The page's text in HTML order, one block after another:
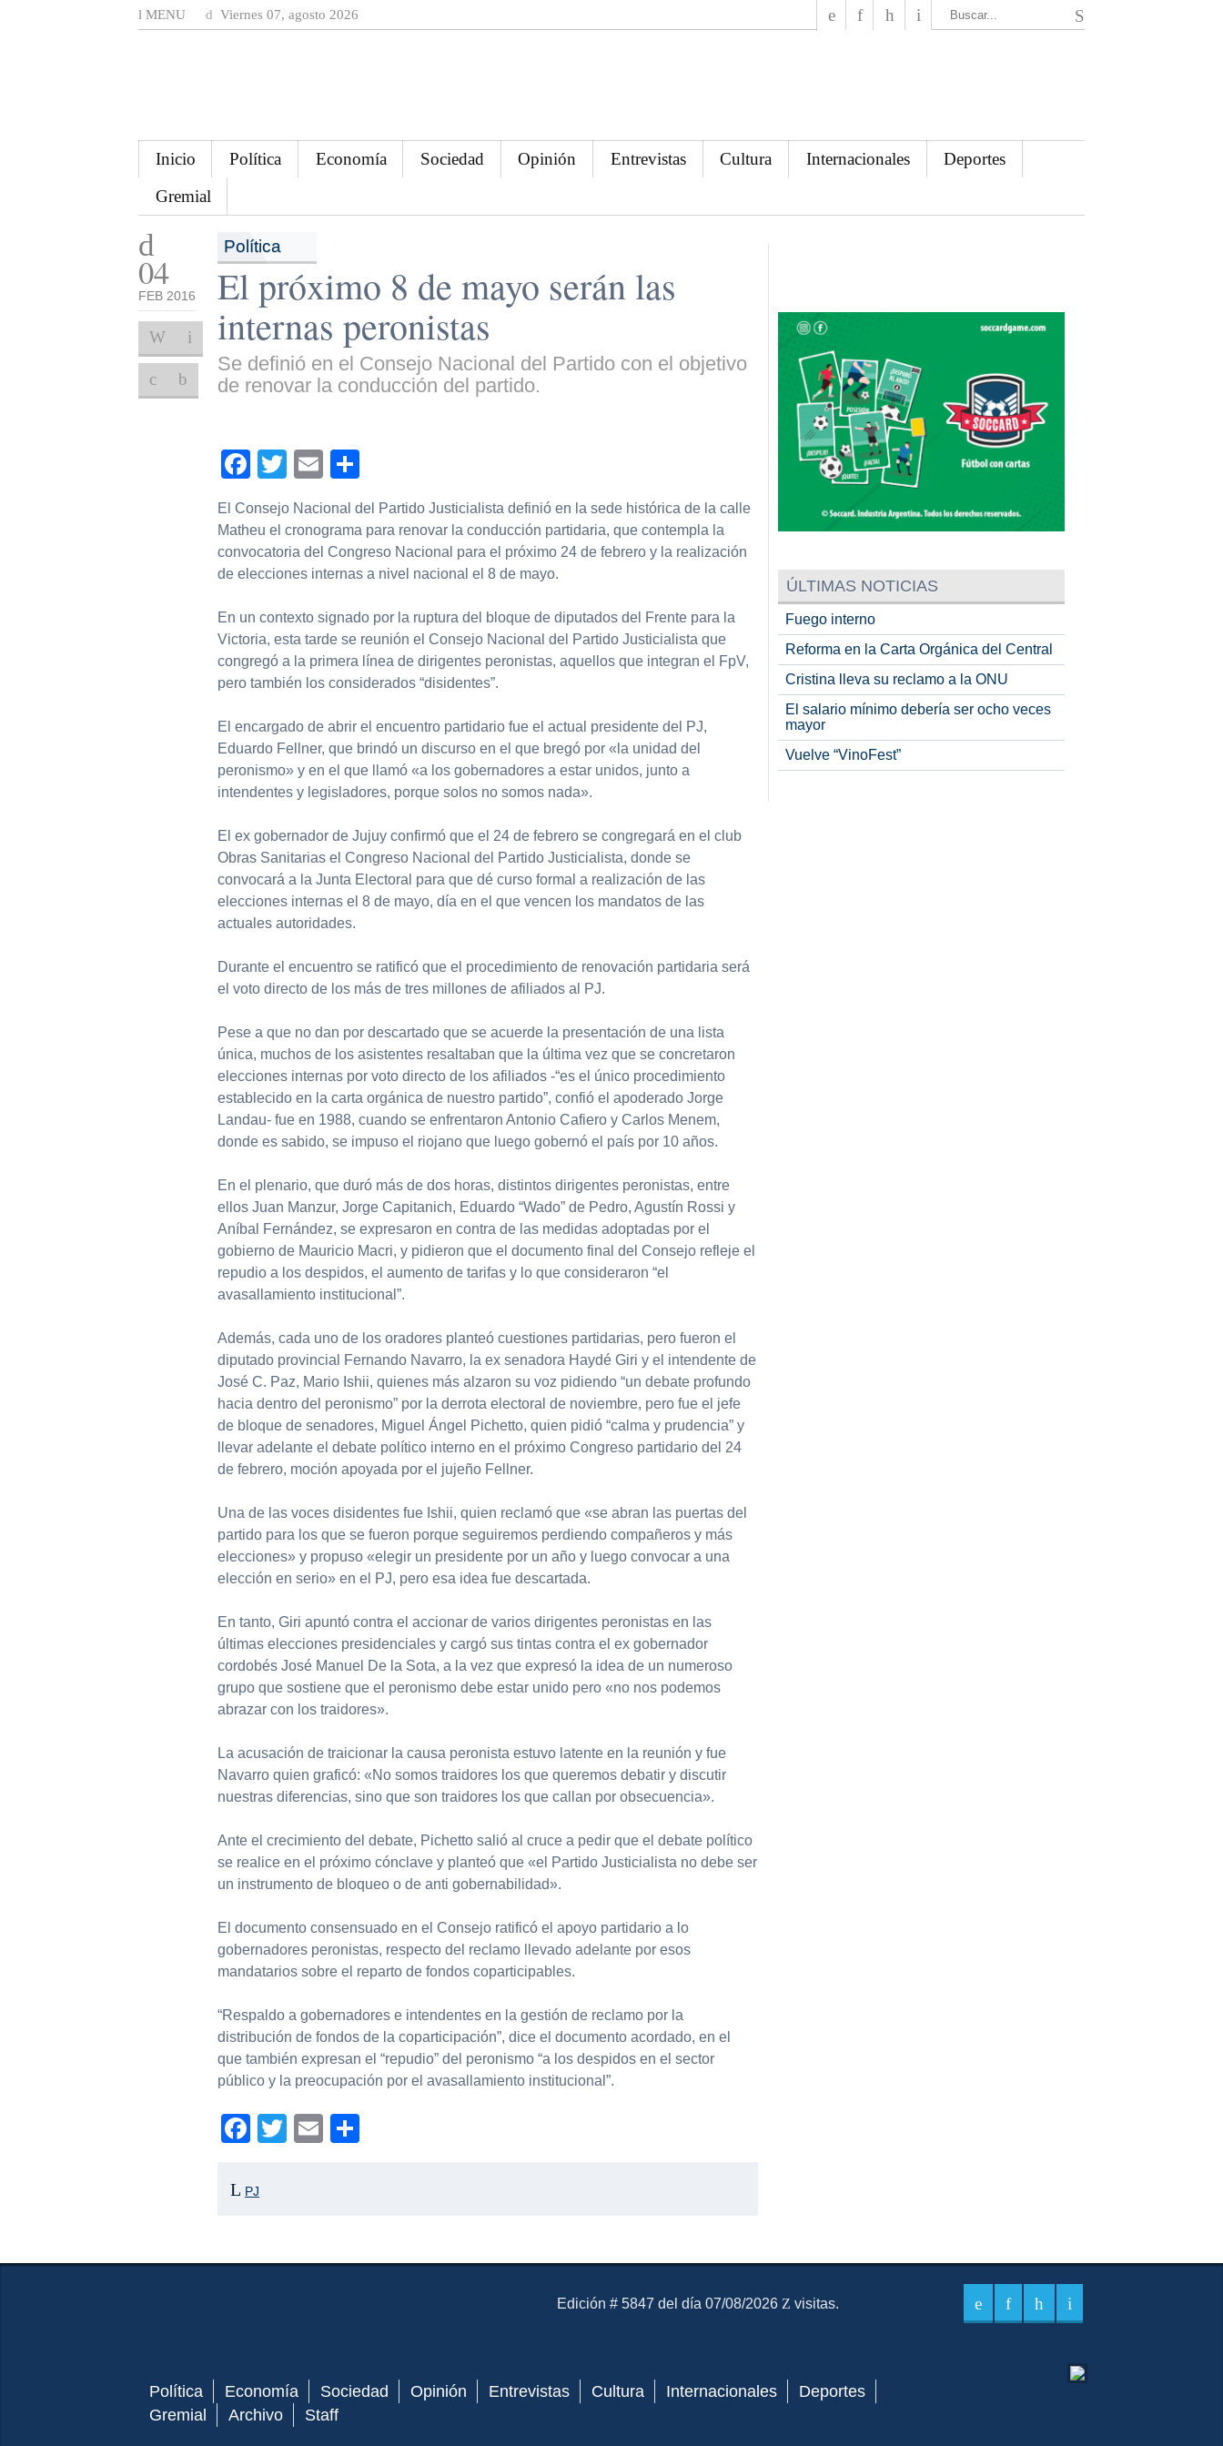
MENU Viernes 07, agosto 2026
Inicio Política Economía Sociedad Opinión Entrevistas Cultura Internacionales
Deportes
Gremial
04
FEB 2016
Política
El próximo 8 de mayo serán las
internas peronistas
Se definió en el Consejo Nacional del Partido con el objetivo
de renovar la conducción del partido.
Facebook
TwitterEmail
El Consejo Nacional del Partido Justicialista definió en la sede histórica de la calle
Matheu el cronograma para renovar la conducción partidaria, que contempla la
convocatoria del Congreso Nacional para el próximo 24 de febrero y la realización
de elecciones internas a nivel nacional el 8 de mayo.
En un contexto signado por la ruptura del bloque de diputados del Frente para la
Victoria, esta tarde se reunión el Consejo Nacional del Partido Justicialista que
congregó a la primera línea de dirigentes peronistas, aquellos que integran el FpV,
pero también los considerados “disidentes”.
El encargado de abrir el encuentro partidario fue el actual presidente del PJ,
Eduardo Fellner, que brindó un discurso en el que bregó por «la unidad del
peronismo» y en el que llamó «a los gobernadores a estar unidos, junto a
intendentes y legisladores, porque solos no somos nada».
El ex gobernador de Jujuy confirmó que el 24 de febrero se congregará en el club
Obras Sanitarias el Congreso Nacional del Partido Justicialista, donde se
convocará a la Junta Electoral para que dé curso formal a realización de las
elecciones internas el 8 de mayo, día en el que vencen los mandatos de las
actuales autoridades.
Durante el encuentro se ratificó que el procedimiento de renovación partidaria será
el voto directo de los más de tres millones de afiliados al PJ.
Pese a que no dan por descartado que se acuerde la presentación de una lista
única, muchos de los asistentes resaltaban que la última vez que se concretaron
elecciones internas por voto directo de los afiliados -“es el único procedimiento
establecido en la carta orgánica de nuestro partido”, confió el apoderado Jorge
Landau- fue en 1988, cuando se enfrentaron Antonio Cafiero y Carlos Menem,
donde es sabido, se impuso el riojano que luego gobernó el país por 10 años.
En el plenario, que duró más de dos horas, distintos dirigentes peronistas, entre
ellos Juan Manzur, Jorge Capitanich, Eduardo “Wado” de Pedro, Agustín Rossi y
Aníbal Fernández, se expresaron en contra de las medidas adoptadas por el
gobierno de Mauricio Macri, y pidieron que el documento final del Consejo refleje el
repudio a los despidos, el aumento de tarifas y lo que consideraron “el
avasallamiento institucional”.
Además, cada uno de los oradores planteó cuestiones partidarias, pero fueron el
diputado provincial Fernando Navarro, la ex senadora Haydé Giri y el intendente de
José C. Paz, Mario Ishii, quienes más alzaron su voz pidiendo “un debate profundo
hacia dentro del peronismo” por la derrota electoral de noviembre, pero fue el jefe
de bloque de senadores, Miguel Ángel Pichetto, quien pidió “calma y prudencia” y
llevar adelante el debate político interno en el próximo Congreso partidario del 24
de febrero, moción apoyada por el jujeño Fellner.
Una de las voces disidentes fue Ishii, quien reclamó que «se abran las puertas del
partido para los que se fueron porque seguiremos perdiendo compañeros y más
elecciones» y propuso «elegir un presidente por un año y luego convocar a una
elección en serio» en el PJ, pero esa idea fue descartada.
En tanto, Giri apuntó contra el accionar de varios dirigentes peronistas en las
últimas elecciones presidenciales y cargó sus tintas contra el ex gobernador
cordobés José Manuel De la Sota, a la vez que expresó la idea de un numeroso
grupo que sostiene que el peronismo debe estar unido pero «no nos podemos
abrazar con los traidores».
La acusación de traicionar la causa peronista estuvo latente en la reunión y fue
Navarro quien graficó: «No somos traidores los que queremos debatir y discutir
nuestras diferencias, sino que son traidores los que callan por obsecuencia».
Ante el crecimiento del debate, Pichetto salió al cruce a pedir que el debate político
se realice en el próximo cónclave y planteó que «el Partido Justicialista no debe ser
un instrumento de bloqueo o de anti gobernabilidad».
El documento consensuado en el Consejo ratificó el apoyo partidario a lo
gobernadores peronistas, respecto del reclamo llevado adelante por esos
mandatarios sobre el reparto de fondos coparticipables.
“Respaldo a gobernadores e intendentes en la gestión de reclamo por la
distribución de fondos de la coparticipación”, dice el documento acordado, en el
que también expresan el “repudio” del peronismo “a los despidos en el sector
público y la preocupación por el avasallamiento institucional”.
Facebook
TwitterEmail
PJ
ÚLTIMAS NOTICIAS
Fuego interno
Reforma en la Carta Orgánica del Central
Cristina lleva su reclamo a la ONU
El salario mínimo debería ser ocho veces
mayor
Vuelve “VinoFest”
El Mensajero Diario
Edición # 5847 del día 07/08/2026 visitas.
Política Economía Sociedad Opinión Entrevistas Cultura Internacionales
Deportes
Gremial
Archivo Staff